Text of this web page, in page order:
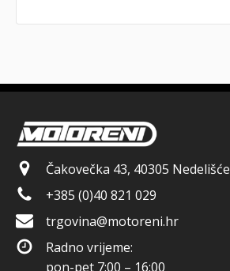
Čakovečka 43, 40305 Nedelišće
+385 (0)40 821 029
trgovina@motoreni.hr
Radno vrijeme:
pon-pet 7:00 – 16:00